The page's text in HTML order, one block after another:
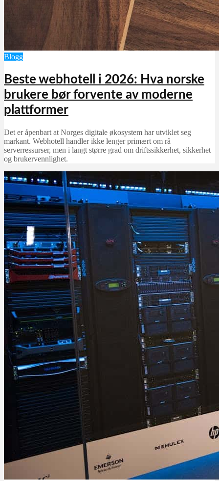
Blogg
Beste webhotell i 2026: Hva norske
brukere bør forvente av moderne
plattformer
Det er åpenbart at Norges digitale økosystem har utviklet seg
markant. Webhotell handler ikke lenger primært om rå
serverressurser, men i langt større grad om driftssikkerhet, sikkerhet
og brukervennlighet.